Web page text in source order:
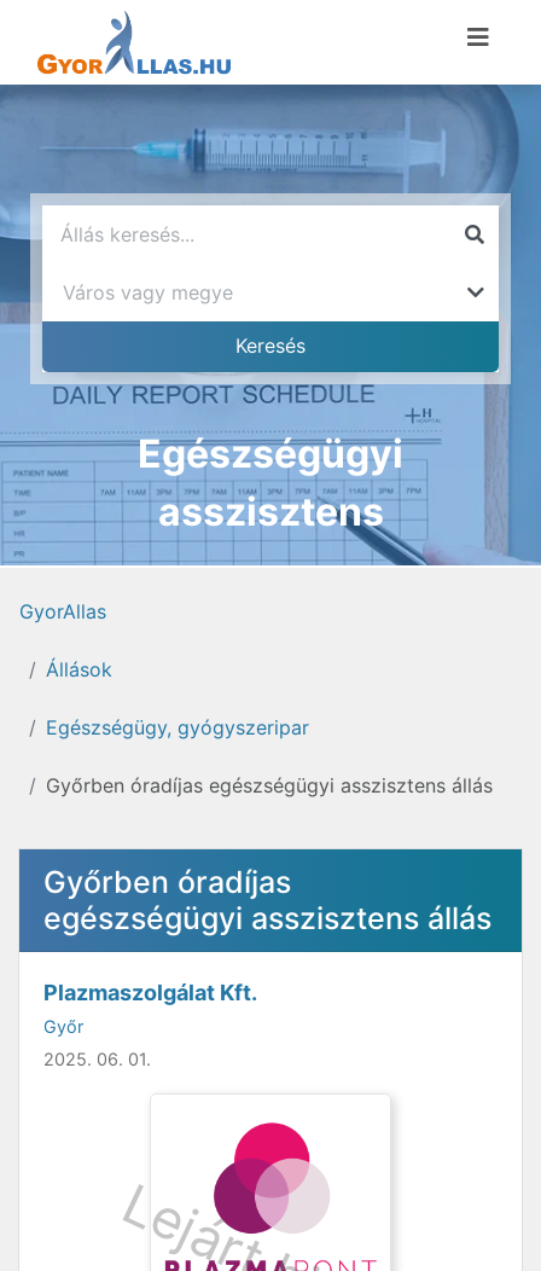
Egészségügyi
asszisztens
GyorAllas
Állások
Egészségügy, gyógyszeripar
Győrben óradíjas egészségügyi asszisztens állás
Győrben óradíjas
egészségügyi asszisztens állás
Plazmaszolgálat Kft.
Győr
2025. 06. 01.